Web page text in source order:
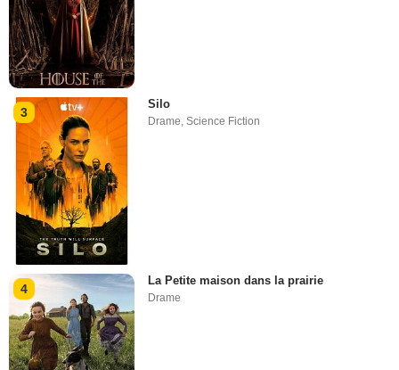
3
Silo
Drame,Science Fiction
4
La Petite maison dans la prairie
Drame